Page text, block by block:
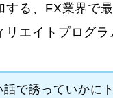
する、FX業界で
リエイトプログラ
話で誘っていかに